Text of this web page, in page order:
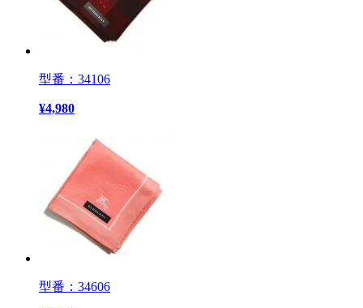
型番：34106
¥4,980
型番：34606